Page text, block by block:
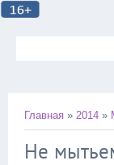
Главная » 2014 »
Не